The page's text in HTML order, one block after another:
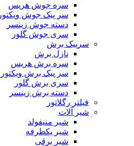
سره جوش هریس
سر پیک جوش ویکتور
دسته جوش زینسر
سری جوش گلور
سرپیک برش
نازل برش
سره برش هریس
سر پیک برش ویکتور
سری برش گلور
دسته برش زینسر
فیلتر رگلاتور
شیر آلات
شیر منیفولد
شیر یکطرفه
شیر برقی